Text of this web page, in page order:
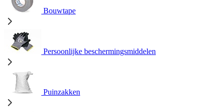
Bouwtape
Persoonlijke beschermingsmiddelen
Puinzakken